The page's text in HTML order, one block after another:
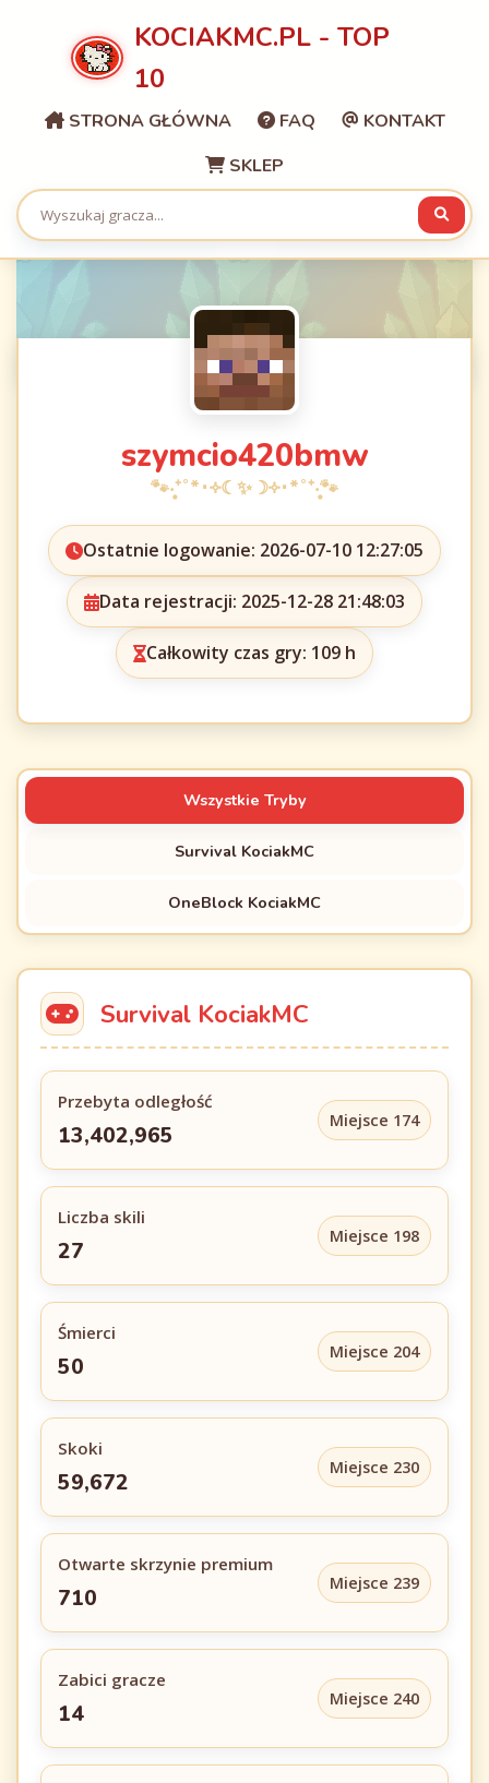
KOCIAKMC.PL - TOP
10
STRONA GŁÓWNA FAQ
KONTAKT
SKLEP
szymcio420bmw
Ostatnie logowanie: 2026-07-10 12:27:05
Data rejestracji: 2025-12-28 21:48:03
Całkowity czas gry: 109 h
Wszystkie Tryby
Survival KociakMC
OneBlock KociakMC
Survival KociakMC
Przebyta odległość
13,402,965
Miejsce 174
Liczba skili
27
Miejsce 198
Śmierci
50
Miejsce 204
Skoki
59,672
Miejsce 230
Otwarte skrzynie premium
710
Miejsce 239
Zabici gracze
14
Miejsce 240